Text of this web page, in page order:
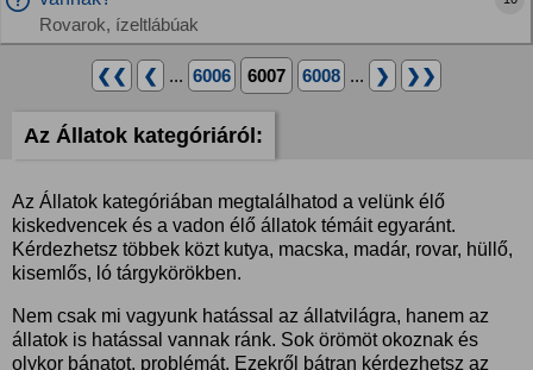
Rovarok, ízeltlábúak
❮❮ ❮ ... 6006 6007 6008 ... ❯ ❯❯
Az Állatok kategóriáról:
Az Állatok kategóriában megtalálhatod a velünk élő
kiskedvencek és a vadon élő állatok témáit egyaránt.
Kérdezhetsz többek közt kutya, macska, madár, rovar, hüllő,
kisemlős, ló tárgykörökben.
Nem csak mi vagyunk hatással az állatvilágra, hanem az
állatok is hatással vannak ránk. Sok örömöt okoznak és
olykor bánatot, problémát. Ezekről bátran kérdezhetsz az